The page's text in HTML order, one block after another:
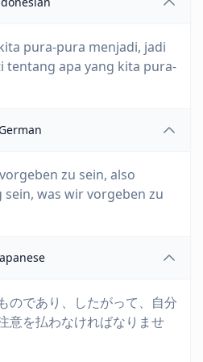
pura-pura menjadi, jadi
tentang apa yang kita pura-
German
zu sein, also
was wir vorgeben zu
のであり、したがって、自分
意を払わなければなりませ